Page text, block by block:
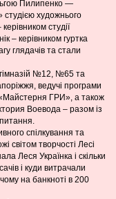
Пилипенко —
студією художнього
студії
– керівником гуртка
глядачів та стали
гімназій №12, №65 та
ведучі програми
«Майстерня ГРИ», а також
Воевода – разом із
спілкування та
світом творчості Лесі
Леся Українка і скільки
і куди витрачали
на банкноті в 200